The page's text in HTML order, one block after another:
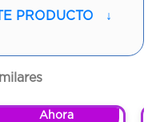
PRODUCTO ↓
Ahora